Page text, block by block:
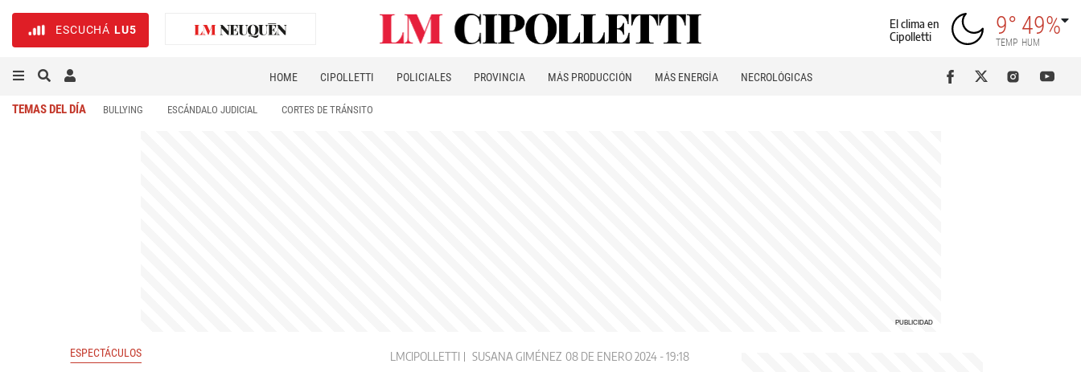
ESCUCHÁ LU5
El clima en
Cipolletti
9°
TEMP
49%
HUM
HOME CIPOLLETTI POLICIALES PROVINCIA MÁS PRODUCCIÓN MÁS ENERGÍA NECROLÓGICAS
TEMAS DEL DÍA BULLYING ESCÁNDALO JUDICIAL CORTES DE TRÁNSITO
ESPECTÁCULOS LMCIPOLLETTI SUSANA GIMÉNEZ 08 DE ENERO 2024 - 19:18